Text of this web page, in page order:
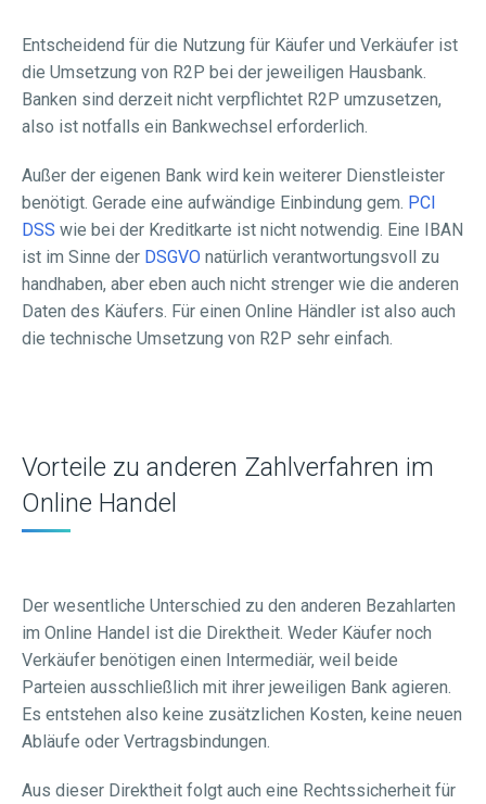
Entscheidend für die Nutzung für Käufer und Verkäufer ist
die Umsetzung von R2P bei der jeweiligen Hausbank.
Banken sind derzeit nicht verpflichtet R2P umzusetzen,
also ist notfalls ein Bankwechsel erforderlich.
Außer der eigenen Bank wird kein weiterer Dienstleister
benötigt. Gerade eine aufwändige Einbindung gem. PCI
DSS wie bei der Kreditkarte ist nicht notwendig. Eine IBAN
ist im Sinne der DSGVO natürlich verantwortungsvoll zu
handhaben, aber eben auch nicht strenger wie die anderen
Daten des Käufers. Für einen Online Händler ist also auch
die technische Umsetzung von R2P sehr einfach.
Vorteile zu anderen Zahlverfahren im
Online Handel
Der wesentliche Unterschied zu den anderen Bezahlarten
im Online Handel ist die Direktheit. Weder Käufer noch
Verkäufer benötigen einen Intermediär, weil beide
Parteien ausschließlich mit ihrer jeweiligen Bank agieren.
Es entstehen also keine zusätzlichen Kosten, keine neuen
Abläufe oder Vertragsbindungen.
Aus dieser Direktheit folgt auch eine Rechtssicherheit für